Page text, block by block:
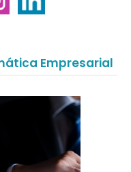
Empresarial